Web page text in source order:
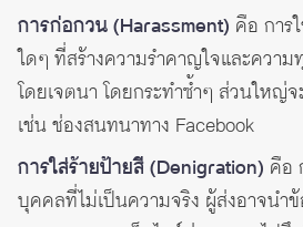
การก่อกวน (Harassment) คือ การ
ใดๆ ที่สร้างความรำคาญใจและควา
โดยเจตนา โดยกระทำซ้ำๆ ส่วนใหญ่
เช่น ช่องสนทนาทาง Facebook
การใส่ร้ายป้ายสี (Denigration) คือ
บุคคลที่ไม่เป็นความจริง ผู้ส่งอาจนำ